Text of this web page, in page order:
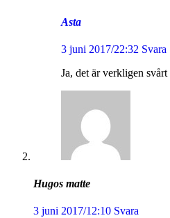
Asta
3 juni 2017/22:32 Svara
Ja, det är verkligen svårt
Hugos matte
3 juni 2017/12:10 Svara